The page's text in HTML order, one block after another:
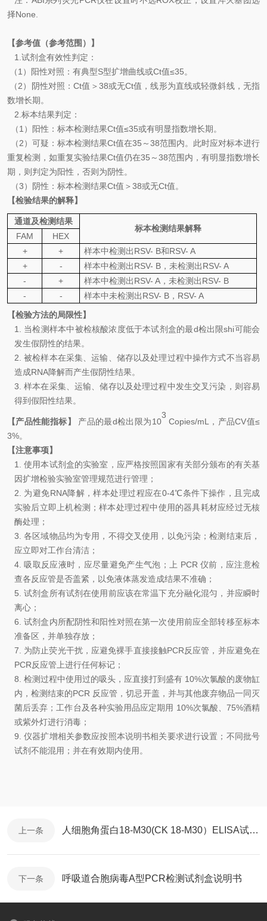
择None
【参考值（参考范围）】
1. 试剂盒有效性判定：
（1 ）阳性对照：有典型S型扩增曲线或Ct值≤35。
（2）阴性对照：Ct值＞ 38或无Ct值，线形为直线或轻微斜线，无指
数增长期。
2. 标本结果判定：
（1 ） 阳性：标本检测结果Ct值≤35或有明显指数增长期。
（2）可疑： 标本检测结果Ct值在35 ～38范围内。此时应对标本进行
重复检测，如重复实验结果Ct值仍在35 ～38范围内，有明显指数增长
期，则判定为阳性，否则为阴性。
（3）阴性：标本检测结果Ct值＞ 38或无Ct值。
【检验结果的解释】
通道及检测结果
标本检测结果解释
FAM
HEX
+
+ 样本中检测出RSV- B和RSV- A
+
- 样本中检测出RSV- B ，未检测出RSV- A
-
+ 样本中检测出RSV- A ，未检测出RSV- B
-
- 样本中未检测出RSV- B ， RSV- A
【检验方法的局限性】
1. 当检测样本中被检核酸浓度低于本试剂盒的最d检出限shi可能会
发生假阴性的结果。
2.被检样本在采集、运输、储存以及处理过程中操作方式不当容易
造成RNA降解而产生假阴性结果。
3.样本在采集、运输、储存以及处理过程中发生交叉污染，则容易
得到假阳性结果。
【产品性能指标】 产品的最d检出限为10
3
Copies/mL ，产品CV值≤
3%。
【注意事项】
1.使用本试剂盒的实验室，应严格按照国家有关部分颁布的有关基
因扩增检验实验室管理规范进行管理 ；
2. 为避免RNA降解，样本处理过程应在0-4℃条件下操作，且完成
实验后立即上机检测；样本处理过程中使用的器具耗材应经过无核
酶处理 ；
3.各区域物品均为专用，不得交叉使用，以免污染 ；检测结束后，
应立即对工作台清洁 ；
4.吸取反应液时，应尽量避免产生气泡 ； 上 PCR 仪前，应注意检
查各反应管是否盖紧，以免液体蒸发造成结果不准确 ；
5.试剂盒所有试剂在使用前应该在常温下充分融化混匀，并应瞬时
离心；
6.试剂盒内所配阴性和阳性对照在第一次使用前应全部转移至标本
准备区，并单独存放 ；
7. 为防止荧光干扰，应避免裸手直接接触PCR反应管，并应避免在
PCR反应管上进行任何标记 ；
8. 检测过程中使用过的吸头，应直接打到盛有 10%次氯酸的废物缸
内，检测结束的PCR 反应管，切忌开盖，并与其他废弃物品一同灭
菌后丢弃 ； 工作台及各种实验用品应定期用 10%次氯酸、 75%酒精
或紫外灯进行消毒 ；
9.仪器扩增相关参数应按照本说明书相关要求进行设置； 不同批号
试剂不能混用 ； 并在有效期内使用。
上一条 人细胞角蛋白18-M30(CK 18-M30）ELISA试剂盒简介
下一条 呼吸道合胞病毒A型PCR检测试剂盒说明书